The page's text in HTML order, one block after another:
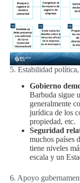
5. Estabilidad
Gobierno
Barbuda sigue
generalmente
jurídica de los
propiedad, etc.
Seguridad
muchos países
tiene niveles
escala y un
6. Apoyo